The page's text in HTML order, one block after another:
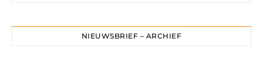
NIEUWSBRIEF – ARCHIEF